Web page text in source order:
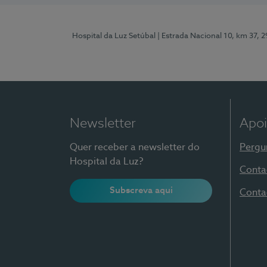
Hospital da Luz Setúbal | Estrada Nacional 10, km 37,
Newsletter
Quer receber a newsletter do
Hospital da Luz?
Subscreva aqui